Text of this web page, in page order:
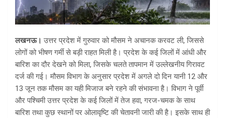
लखनऊ। उत्तर प्रदेश में गुरुवार को मौसम ने अचानक करवट ली, जिससे
लोगों को भीषण गर्मी से बड़ी राहत मिली है। प्रदेश के कई जिलों में आंधी और
बारिश का दौर देखने को मिला, जिसके चलते तापमान में उल्लेखनीय गिरावट
दर्ज की गई। मौसम विभाग के अनुसार प्रदेश में अगले दो दिन यानी 12 और
13 जून तक मौसम का यही मिजाज बने रहने की संभावना है। विभाग ने पूर्वी
और पश्चिमी उत्तर प्रदेश के कई जिलों में तेज हवा, गरज-चमक के साथ
बारिश तथा कुछ स्थानों पर ओलावृष्टि की चेतावनी जारी की है। इसके साथ ही